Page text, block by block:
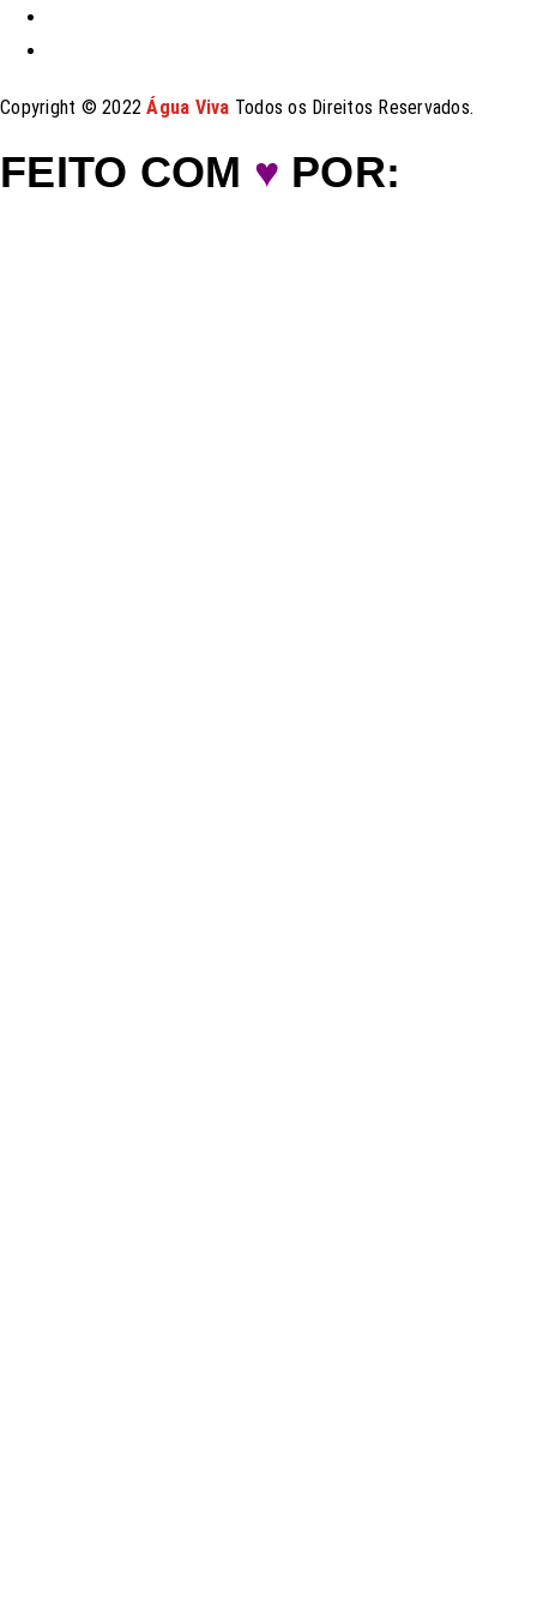
Copyright © 2022Água Viva Todos os Direitos Reservados.
FEITO COM ♥ POR: